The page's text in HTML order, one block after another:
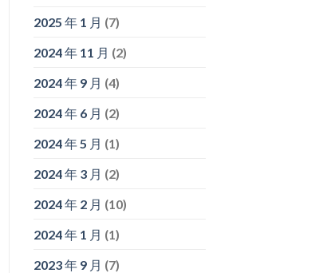
2025 年 1 月 (7)
2024 年 11 月 (2)
2024 年 9 月 (4)
2024 年 6 月 (2)
2024 年 5 月 (1)
2024 年 3 月 (2)
2024 年 2 月 (10)
2024 年 1 月 (1)
2023 年 9 月 (7)